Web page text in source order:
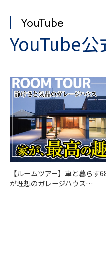
YouTube
YouTube公
【ルームツアー】車と暮らす
が理想のガレージハウス…